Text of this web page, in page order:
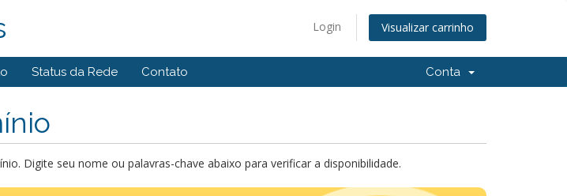
Login Visualizar carrinho
Status da Rede Contato Conta
Digite seu nome ou palavras-chave abaixo para verificar a disponibilidade.